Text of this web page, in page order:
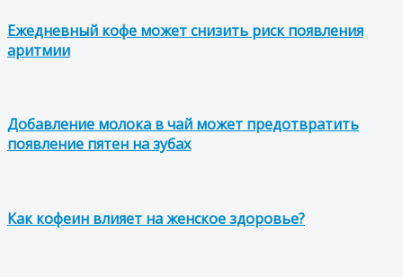
Ежедневный кофе может снизить риск появления
аритмии
Добавление молока в чай ​​может предотвратить
появление пятен на зубах
Как кофеин влияет на женское здоровье?